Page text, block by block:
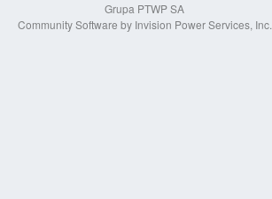
Grupa PTWP SA
Community Software by Invision Power Services, Inc.